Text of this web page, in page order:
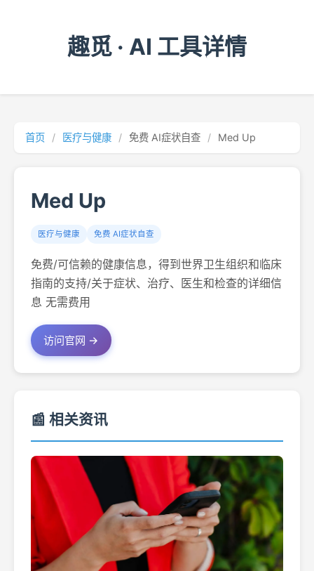
趣觅 · AI 工具详情
首页 / 医疗与健康 / 免费 AI症状自查 / Med Up
Med Up
医疗与健康 免费 AI症状自查
免费/可信赖的健康信息，得到世界卫生组织和临床
指南的支持/关于症状、治疗、医生和检查的详细信
息 无需费用
访问官网 →
📰 相关资讯